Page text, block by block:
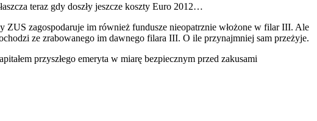
teraz gdy doszły jeszcze koszty Euro 2012…
ZUS zagospodaruje im również fundusze nieopatrznie włożone w filar III. Ale
ze zrabowanego im dawnego filara III. O ile przynajmniej sam przeżyje.
przyszłego emeryta w miarę bezpiecznym przed zakusami